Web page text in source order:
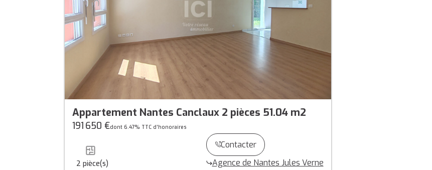
Appartement Nantes Canclaux 2 pièces 51.04 m2
191 650 €dont 6.47% TTC d'honoraires
2pièce(s)
Contacter
Agence de Nantes Jules Verne